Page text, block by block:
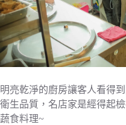
明亮乾淨的廚房讓客人看得
衛生品質，名店家是經得起
蔬食料理~